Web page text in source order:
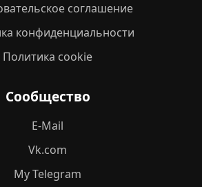
соглашение
конфиденциальности
Политика cookie
Сообщество
E-Mail
Vk.com
My Telegram